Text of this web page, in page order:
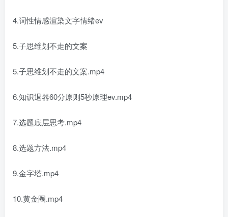
4.词性情感渲染文字情绪ev
5.子思维划不走的文案
5.子思维划不走的文案.mp4
6.知识退器60分原则5秒原理ev.mp4
7.选题底层思考.mp4
8.选题方法.mp4
9.金字塔.mp4
10.黄金圈.mp4